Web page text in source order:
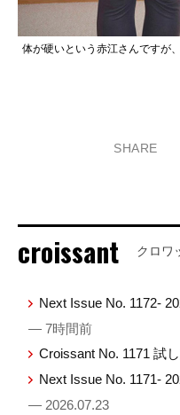
体が硬いという赤江さんですが
SHARE
croissant クロワ
Next Issue No. 1172-
— 7時間前
Croissant No. 1171 試
Next Issue No. 1171-
— 2026.07.23